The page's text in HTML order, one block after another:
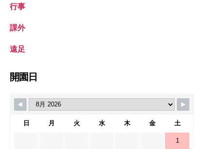
行事
課外
遠足
開園日
日 月 火 水 木 金 土
1